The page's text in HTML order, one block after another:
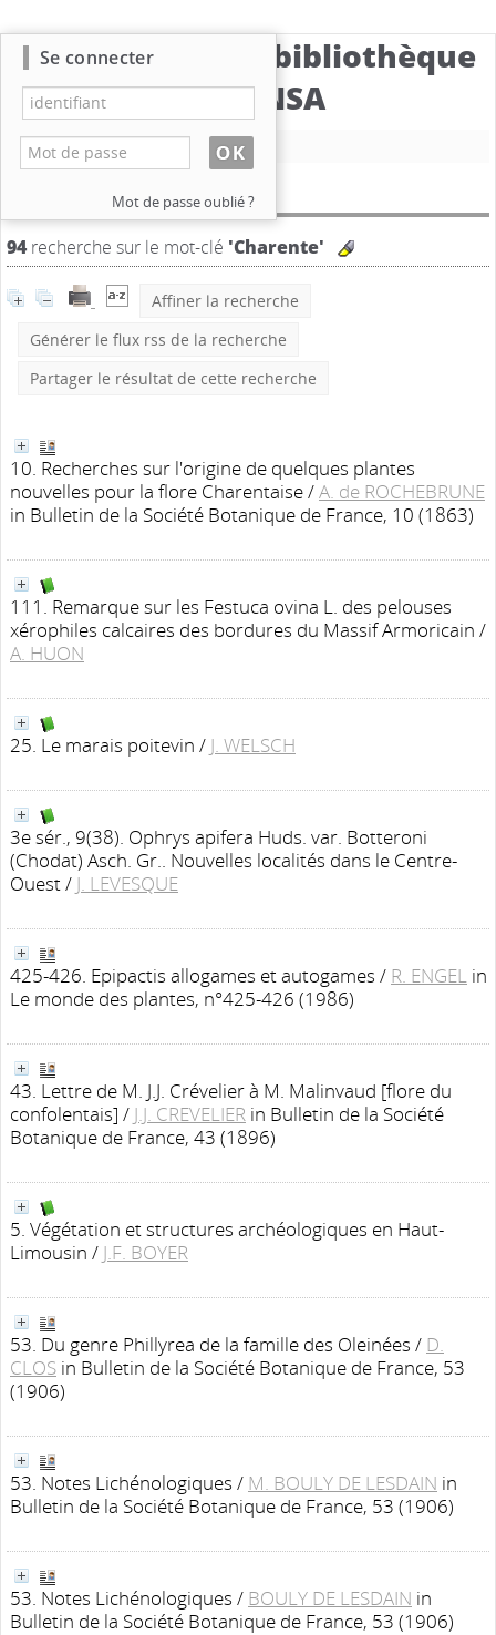
Catalogue de la bibliothèque
du CBNSA
Nouvelle recherche
Résultat de la recherche
94recherche sur le mot-clé 'Charente'
Affiner la recherche
Générer le flux rss de la recherche
Partager le résultat de cette recherche
10. Recherches sur l'origine de quelques plantes
nouvelles pour la flore Charentaise/A. de ROCHEBRUNE
in Bulletin de la Société Botanique de France, 10 (1863)
111. Remarque sur les Festuca ovina L. des pelouses
xérophiles calcaires des bordures du Massif Armoricain /
A. HUON
25. Le marais poitevin / J. WELSCH
3e sér., 9(38). Ophrys apifera Huds. var. Botteroni
(Chodat) Asch. Gr.. Nouvelles localités dans le Centre-
Ouest/ J. LEVESQUE
425-426. Epipactis allogames et autogames / R. ENGEL in
Le monde des plantes, n°425-426 (1986)
43. Lettre de M. J.J. Crévelier à M. Malinvaud [flore du
confolentais] / J.J. CREVELIER in Bulletin de la Société
Botanique de France, 43 (1896)
5. Végétation et structures archéologiques en Haut-
Limousin / J.F. BOYER
53. Du genre Phillyrea de la famille des Oleinées / D.
CLOS in Bulletin de la Société Botanique de France, 53
(1906)
53. Notes Lichénologiques / M. BOULY DE LESDAIN in
Bulletin de la Société Botanique de France, 53 (1906)
53. Notes Lichénologiques / BOULY DE LESDAIN in
Bulletin de la Société Botanique de France, 53 (1906)
Se connecter
Mot de passe oublié ?